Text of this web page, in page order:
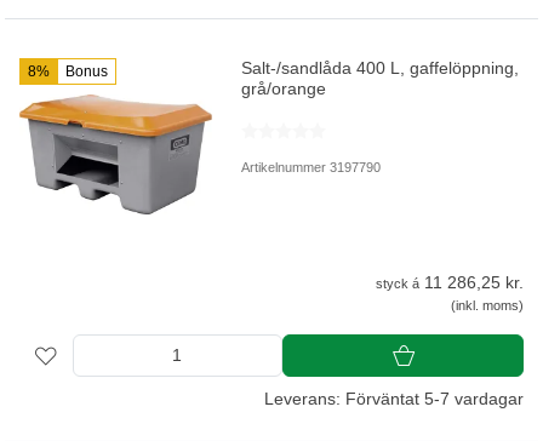
8% Bonus
Salt-/sandlåda 400 L, gaffelöppning,
grå/orange
Artikelnummer 3197790
styck á 11 286,25 kr.
(inkl. moms)
Leverans: Förväntat 5-7 vardagar